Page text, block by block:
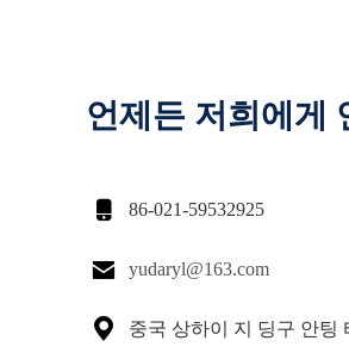
언제든 저희에게
 86-021-59532925
 yudaryl@163.com

중국 상하이 지 딩구 안팅